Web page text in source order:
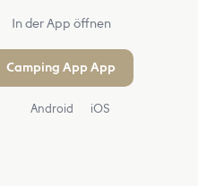
In der App öffnen
Camping App App
Android iOS